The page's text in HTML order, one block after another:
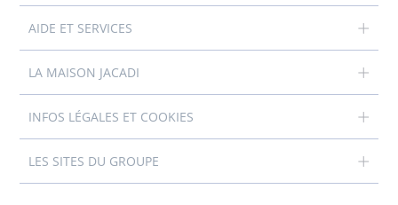
AIDE ET SERVICES
LA MAISON JACADI
INFOS LÉGALES ET COOKIES
LES SITES DU GROUPE